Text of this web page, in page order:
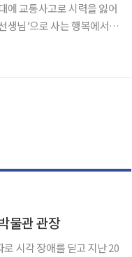
에 교통사고로 시력을 잃어
생님’으로 사는 행복에서 내
물관 관장
시각 장애를 딛고 지난 20